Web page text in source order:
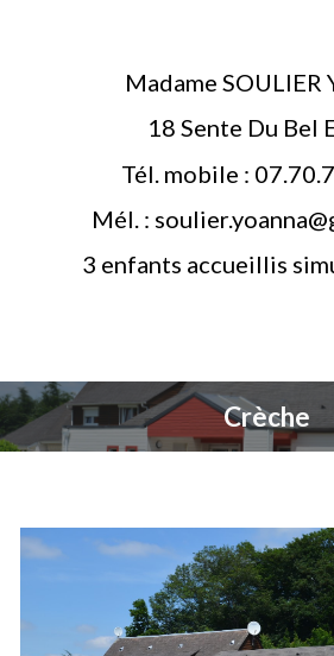
Madame SOULIER
18 Sente Du Bel
Tél. mobile :
Mél. :
3 enfants accueillis
Crèche